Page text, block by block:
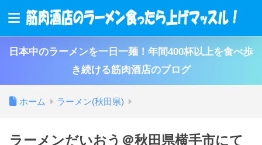
日本中のラーメンを一日一麺！年間400杯以上を食べ歩
き続ける筋肉酒店のブログ
ホーム ラーメン(秋田県)
ラーメンだいおう＠秋田県横手市にて